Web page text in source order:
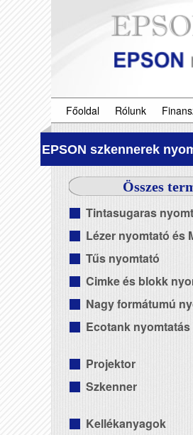
Főoldal Rólunk
EPSON szkennerek
Összes
Tintasugaras
Lézer nyomtató és
Tűs nyomtató
Cimke és blokk
Nagy formátumú
Ecotank nyomtatás
Projektor
Szkenner
Kellékanyagok